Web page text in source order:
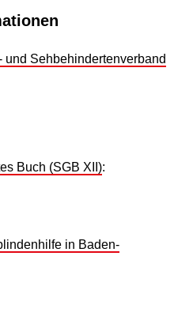
und Sehbehindertenverband
Buch (SGB XII):
in Baden-